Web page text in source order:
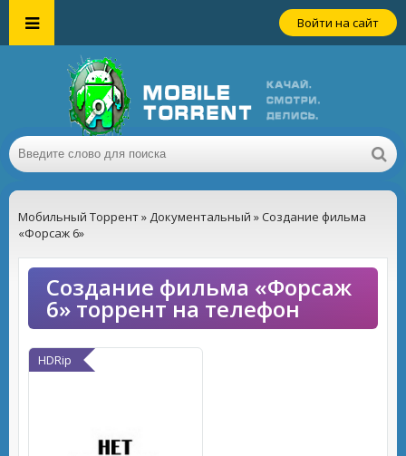
Войти на сайт
Мобильный Торрент» Документальный » Создание фильма
«Форсаж 6»
Создание фильма «Форсаж
6» торрент на телефон
HDRip